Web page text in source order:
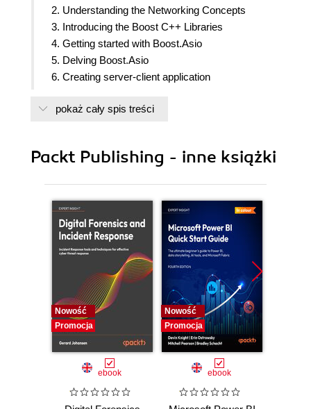
2. Understanding the Networking Concepts
3. Introducing the Boost C++ Libraries
4. Getting started with Boost.Asio
5. Delving Boost.Asio
6. Creating server-client application
pokaż cały spis treści
Packt Publishing - inne książki
Nowość
Promocja
ebook
Nowość
Promocja
ebook